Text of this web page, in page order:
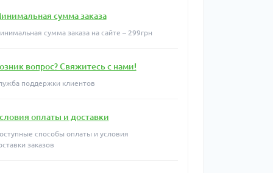
сумма заказа
сумма заказа на сайте – 299грн
вопрос? Свяжитесь с нами!
поддержки клиентов
оплаты и доставки
способы оплаты и условия
заказов